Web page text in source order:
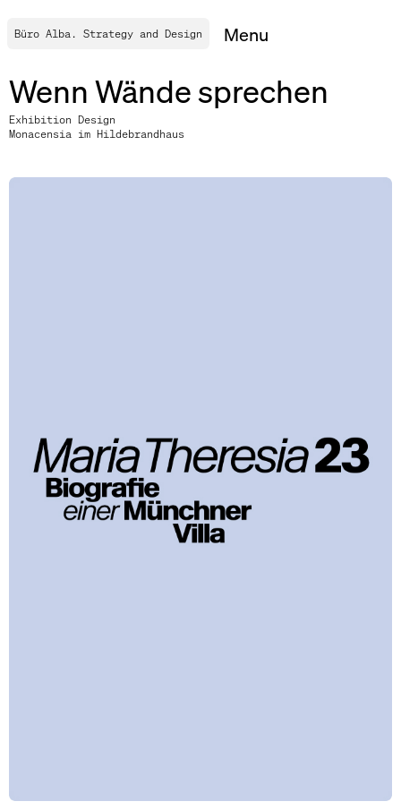
Büro Alba. Strategy and Design
Menu
Wenn Wände sprechen
Exhibition Design
Monacensia im Hildebrandhaus